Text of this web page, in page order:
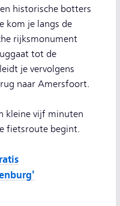
historische botters
kom je langs de
rijksmonument
tot de
je vervolgens
naar Amersfoort.
kleine vijf minuten
fietsroute begint.